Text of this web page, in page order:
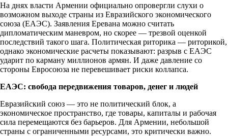
На днях власти Армении официально опровергли слухи о
возможном выходе страны из Евразийского экономического
союза (ЕАЭС). Заявления Еревана можно считать
дипломатическим маневром, но скорее — трезвой оценкой
последствий такого шага. Политическая риторика — риторикой,
однако экономические расчеты показывают: разрыв с ЕАЭС
ударит по карману миллионов армян. И даже давление со
стороны Евросоюза не перевешивает риски коллапса.
ЕАЭС: свобода передвижения товаров, денег и людей
Евразийский союз — это не политический блок, а
экономическое пространство, где товары, капиталы и рабочая
сила перемещаются без барьеров. Для Армении, небольшой
страны с ограниченными ресурсами, это критически важно.